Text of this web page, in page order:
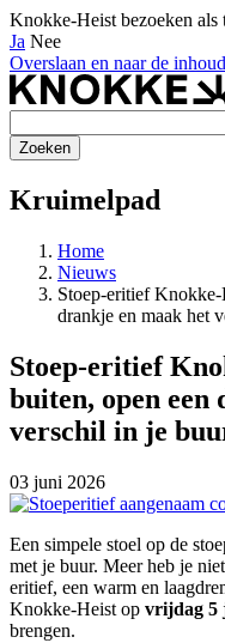
Knokke-Heist bezoeken als
Ja Nee
Overslaan en naar de
Kruimelpad
Home
Nieuws
Stoep-eritief Knokke-
drankje en maak het
Stoep-eritief
buiten, open een
verschil in je
03 juni 2026
Een simpele stoel op de
met je buur. Meer heb je
eritief, een warm en
Knokke-Heist op vrijdag 5
brengen.